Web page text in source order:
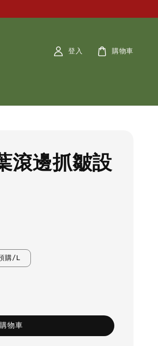
登入 購物車
滾邊抓皺設
購/L
物車